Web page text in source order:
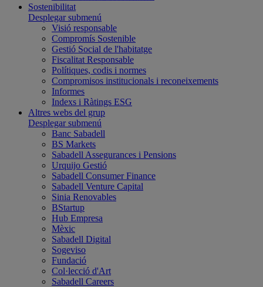
Sostenibilitat
Desplegar submenú
Visió responsable
Compromís Sostenible
Gestió Social de l'habitatge
Fiscalitat Responsable
Polítiques, codis i normes
Compromisos institucionals i reconeixements
Informes
Indexs i Ràtings ESG
Altres webs del grup
Desplegar submenú
Banc Sabadell
BS Markets
Sabadell Assegurances i Pensions
Urquijo Gestió
Sabadell Consumer Finance
Sabadell Venture Capital
Sinia Renovables
BStartup
Hub Empresa
Mèxic
Sabadell Digital
Sogeviso
Fundació
Col·lecció d'Art
Sabadell Careers